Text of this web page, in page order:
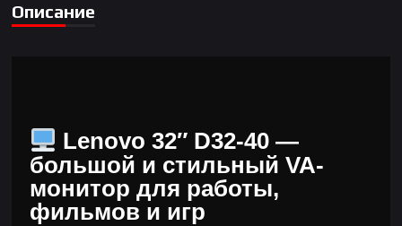
Описание
Lenovo 32″ D32-40 —
большой и стильный VA-
монитор для работы,
фильмов и игр